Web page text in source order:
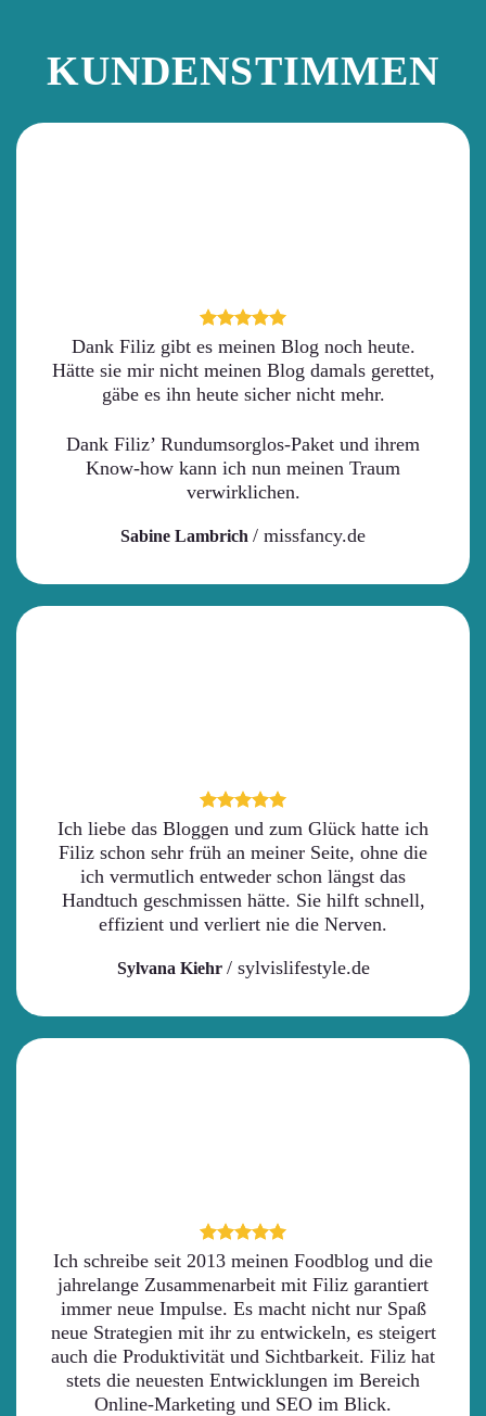
KUNDENSTIMMEN
Dank Filiz gibt es meinen Blog noch heute.
Hätte sie mir nicht meinen Blog damals gerettet,
gäbe es ihn heute sicher nicht mehr.
Dank Filiz’ Rundumsorglos-Paket und ihrem
Know-how kann ich nun meinen Traum
verwirklichen.
Sabine Lambrich / missfancy.de
Ich liebe das Bloggen und zum Glück hatte ich
Filiz schon sehr früh an meiner Seite, ohne die
ich vermutlich entweder schon längst das
Handtuch geschmissen hätte. Sie hilft schnell,
effizient und verliert nie die Nerven.
Sylvana Kiehr / sylvislifestyle.de
Ich schreibe seit 2013 meinen Foodblog und die
jahrelange Zusammenarbeit mit Filiz garantiert
immer neue Impulse. Es macht nicht nur Spaß
neue Strategien mit ihr zu entwickeln, es steigert
auch die Produktivität und Sichtbarkeit. Filiz hat
stets die neuesten Entwicklungen im Bereich
Online-Marketing und SEO im Blick.